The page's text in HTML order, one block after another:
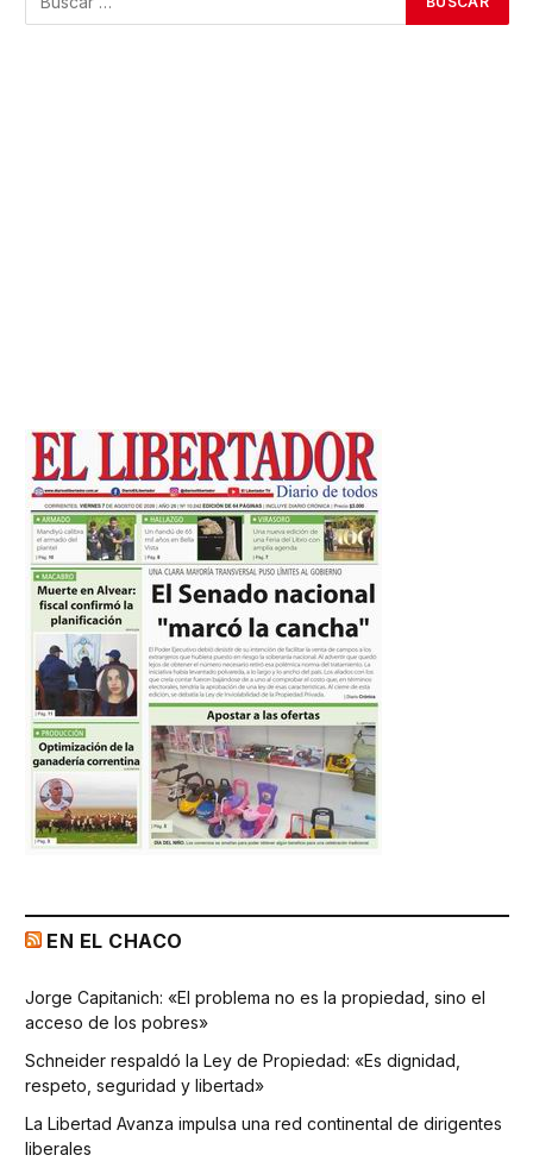
EN EL CHACO
Jorge Capitanich: «El problema no es la propiedad, sino el
acceso de los pobres»
Schneider respaldó la Ley de Propiedad: «Es dignidad,
respeto, seguridad y libertad»
La Libertad Avanza impulsa una red continental de dirigentes
liberales